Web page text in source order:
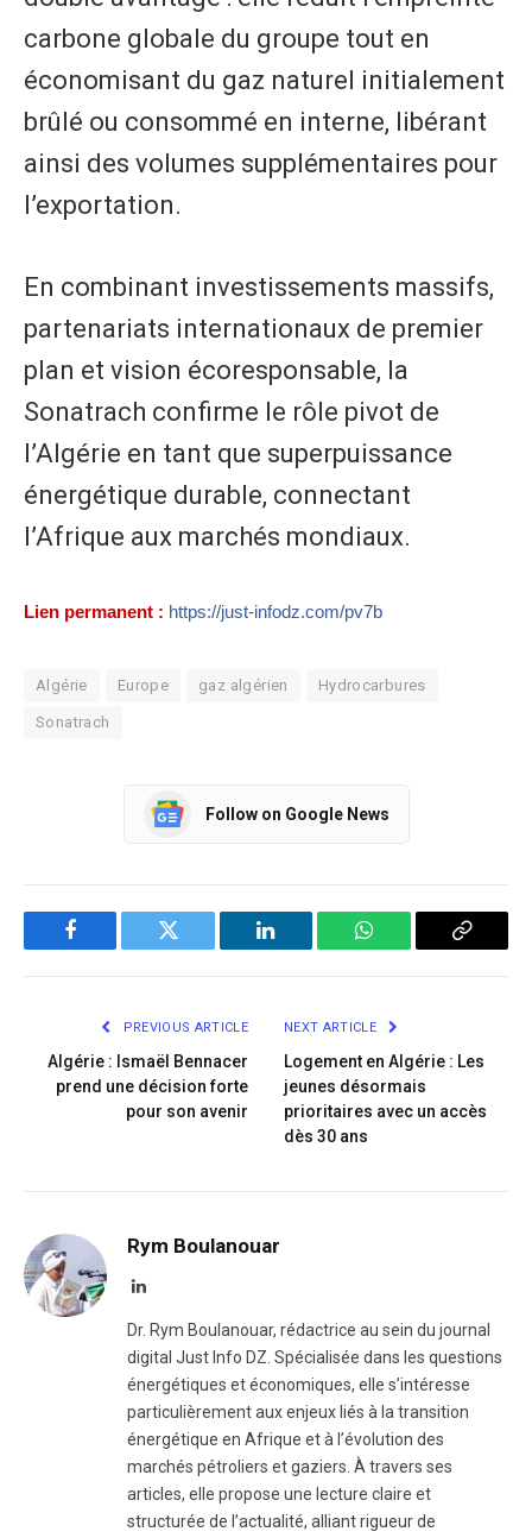
carbone globale du groupe tout en
économisant du gaz naturel initialement
brûlé ou consommé en interne, libérant
ainsi des volumes supplémentaires pour
l’exportation.
En combinant investissements massifs,
partenariats internationaux de premier
plan et vision écoresponsable, la
Sonatrach confirme le rôle pivot de
l’Algérie en tant que superpuissance
énergétique durable, connectant
l’Afrique aux marchés mondiaux.
Lien permanent : https://just-infodz.com/pv7b
Algérie Europe gaz algérien Hydrocarbures
Sonatrach
Follow on Google News
Facebook Twitter LinkedIn WhatsApp Copy
PREVIOUS ARTICLE
Algérie : Ismaël Bennacer
prend une décision forte
pour son avenir
NEXT ARTICLE
Logement en Algérie : Les
jeunes désormais
prioritaires avec un accès
dès 30 ans
Rym Boulanouar
LinkedIn
Dr. Rym Boulanouar, rédactrice au sein du journal
digital Just Info DZ. Spécialisée dans les questions
énergétiques et économiques, elle s’intéresse
particulièrement aux enjeux liés à la transition
énergétique en Afrique et à l’évolution des
marchés pétroliers et gaziers. À travers ses
articles, elle propose une lecture claire et
structurée de l’actualité, alliant rigueur de